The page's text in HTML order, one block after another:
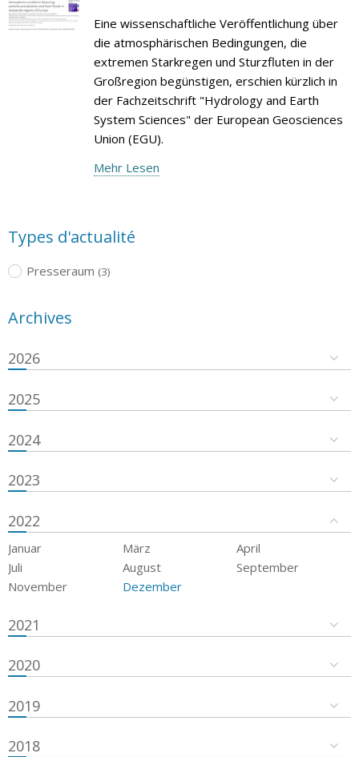
Eine wissenschaftliche Veröffentlichung über
die atmosphärischen Bedingungen, die
extremen Starkregen und Sturzfluten in der
Großregion begünstigen, erschien kürzlich in
der Fachzeitschrift "Hydrology and Earth
System Sciences" der European Geosciences
Union (EGU).
Mehr Lesen
Types d'actualité
Presseraum (3)
Archives
2026
2025
2024
2023
2022
Januar März
April
Juli
August
September
November
Dezember
2021
2020
2019
2018